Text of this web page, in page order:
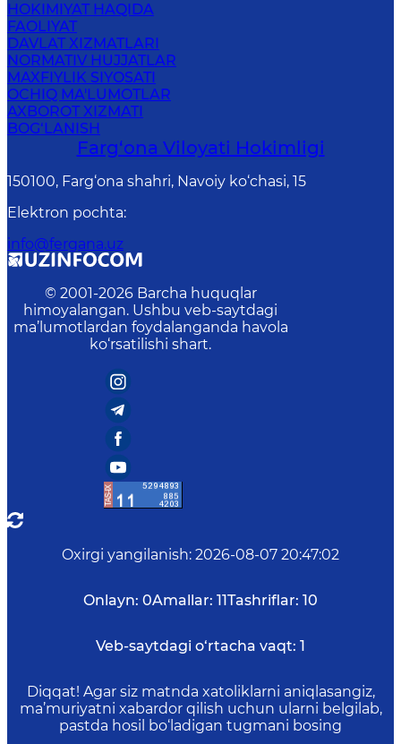
HOKIMIYAT HAQIDA
FAOLIYAT
DAVLAT XIZMATLARI
NORMATIV HUJJATLAR
MAXFIYLIK SIYOSATI
OCHIQ MA'LUMOTLAR
AXBOROT XIZMATI
BOG‘LANISH
Farg‘оnа Vilоyati Hоkimligi
150100, Fаrg‘оnа shаhri, Nаvоiy ko‘chаsi, 15
Elektron pochta:
info@fergana.uz
© 2001-2026 Barcha huquqlar
himoyalangan. Ushbu veb-saytdagi
ma’lumotlardan foydalanganda havola
ko‘rsatilishi shart.
Oxirgi yangilanish: 2026-08-07 20:47:02
Onlayn: 0Amallar: 11Tashriflar: 10
Veb-saytdagi o‘rtacha vaqt: 1
Diqqat! Agar siz matnda xatoliklarni aniqlasangiz,
ma’muriyatni xabardor qilish uchun ularni belgilab,
pastda hosil bo‘ladigan tugmani bosing